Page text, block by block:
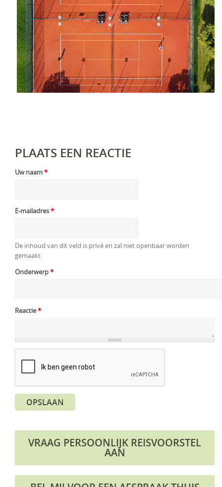
PLAATS EEN REACTIE
Uw naam*
E-mailadres*
De inhoud van dit veld is privé en zal niet openbaar worden
gemaakt.
Onderwerp*
Reactie*
OPSLAAN
VRAAG PERSOONLIJK REISVOORSTEL
AAN